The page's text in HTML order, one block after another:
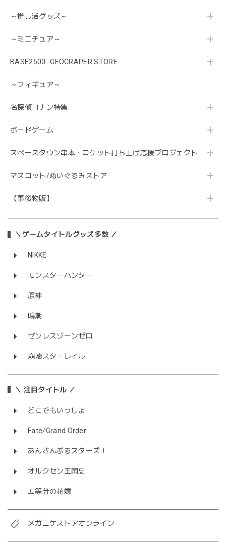
～推し活グッズ～
～ミニチュア～
BASE2500 -GEOCRAPER STORE-
～フィギュア～
名探偵コナン特集
ボードゲーム
スペースタウン串本・ロケット打ち上げ応援プロジェクト
マスコット/ぬいぐるみストア
【事後物販】
＼ゲームタイトルグッズ多数 ／
NIKKE
モンスターハンター
原神
鳴潮
ゼンレスゾーンゼロ
崩壊スターレイル
＼ 注目タイトル ／
どこでもいっしょ
Fate/Grand Order
あんさんぶるスターズ！
オルクセン王国史
五等分の花嫁
メガニケストアオンライン